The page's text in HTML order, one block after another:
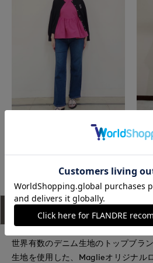
池袋東武ROBE SUPERIOR CLOSET 盛岡
もっと見る
世界有数のデニム生地のトップブラ
生地を使用した、Maglieオリジナル